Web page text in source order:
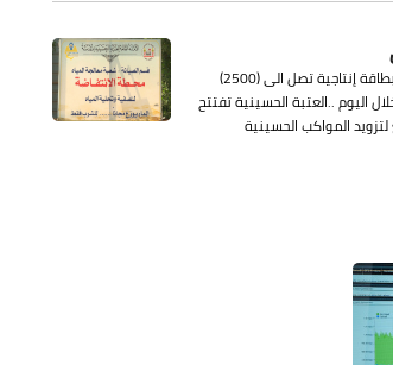
بالفيديو: بطاقة إنتاجية تصل الى (2500)
اليوم ..العتبة الحسينية تفتتح